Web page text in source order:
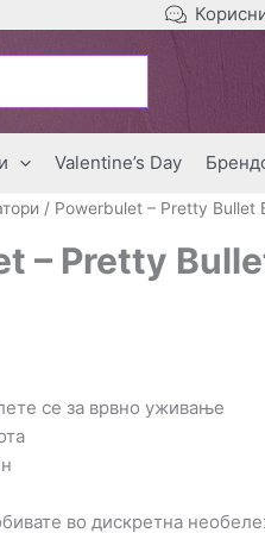
Valentine’s Day
/ Powerbulet – Pretty Bullet
– Pretty
се за врвно уживање
во дискретна